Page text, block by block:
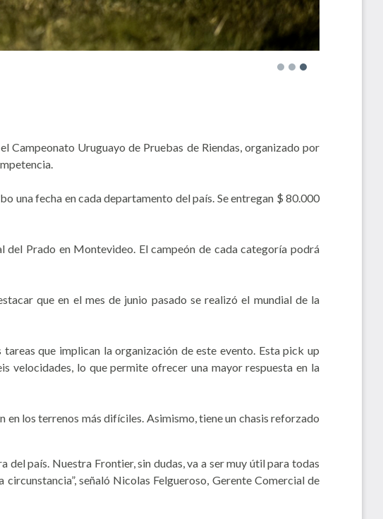
Campeonato Uruguayo de Pruebas de Riendas, organizado por
una fecha en cada departamento del país. Se entregan $ 80.000
del Prado en Montevideo. El campeón de cada categoría podrá
que en el mes de junio pasado se realizó el mundial de la
que implican la organización de este evento. Esta pick up
velocidades, lo que permite ofrecer una mayor respuesta en la
los terrenos más difíciles. Asimismo, tiene un chasis reforzado
país. Nuestra Frontier, sin dudas, va a ser muy útil para todas
señaló Nicolas Felgueroso, Gerente Comercial de